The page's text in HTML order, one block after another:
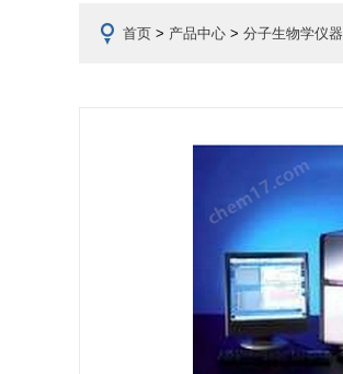
首页 > 产品中心 > 分子生物学仪器